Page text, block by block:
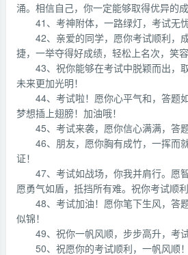
涌。相信自己，你一定能够取得优异的成
41、考神附体，一路绿灯，考试无
42、亲爱的同学，愿你考试顺利，
捷，一举夺得好成绩，轻松上名次，笑容
43、祝你能够在考试中脱颖而出，
未来更加光明！
44、考试啦！愿你心平气和，答题
梦想插上翅膀！加油哦！
45、考试来袭，愿你信心满满，答
46、朋友，愿你胸有成竹，一挥而
证！
47、考试如战场，你我并肩行。愿
愿勇气如盾，抵挡所有难。祝你考试顺利
48、考试加油！愿你笔下生风，答
似锦！
49、祝你一帆风顺，步步高升，考
50、祝愿你的考试顺利，一帆风顺